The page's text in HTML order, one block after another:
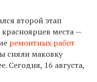
второй этап
места —
ремонтных работ
сняли маковку
Сегодня, 16 августа,